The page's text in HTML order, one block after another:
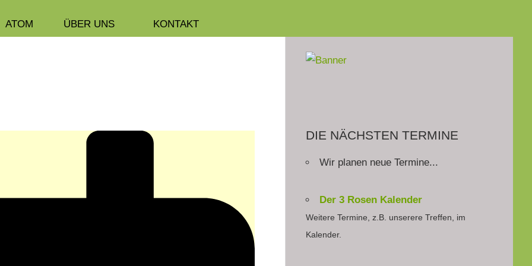
ATOM ÜBER UNS KONTAKT
DIE NÄCHSTEN TERMINE
Wir planen neue Termine...
Der 3 Rosen Kalender
Weitere Termine, z.B. unserere Treffen, im
Kalender.